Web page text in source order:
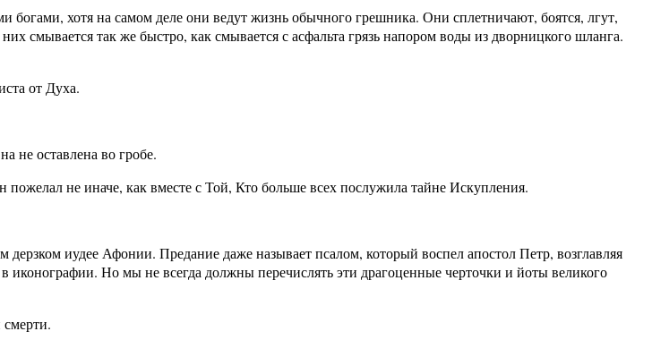
хотя на самом деле они ведут жизнь обычного грешника. Они сплетничают, боятся, лгут,
смывается так же быстро, как смывается с асфальта грязь напором воды из дворницкого шланга.
от Духа.
не оставлена во гробе.
не иначе, как вместе с Той, Кто больше всех послужила тайне Искупления.
иудее Афонии. Предание даже называет псалом, который воспел апостол Петр, возглавляя
Но мы не всегда должны перечислять эти драгоценные черточки и йоты великого